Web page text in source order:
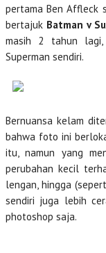
pertama Ben Affleck
bertajuk Batman v
masih 2 tahun
Superman sendiri.
Bernuansa kelam
bahwa foto ini
itu, namun yang
perubahan kecil
lengan, hingga
sendiri juga lebih
photoshop saja.